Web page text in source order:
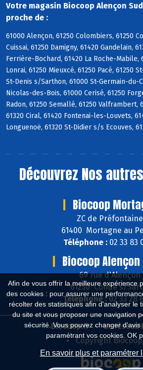
Afin de vous offrir la meilleure expérience
des cookies : pour assurer une
récolter des statistiques afin d'analyser le
du site et vous proposer une navigation
sécurité. Vous pouvez changer
paramétrant vos cookies. OK
En savoir plus et paramétrer
Votre magasin Biocoop Alençon
proche de :
61000 Alençon, 61250 Colombiers, 61250
Cuissai, 61250 Damigny, 61420 Gandelain,
Ferrière-Bochard, 61420 La Roche-Mabile,
Lonrai, 61250 Mieuxcé, 61250 Pacé, 61250
St-Denis s/Sarthon, 61000 St-Germain-du-
Nicolas-des-Bois, 61000 Cerisé, 61250
Radon, 61250 Semallé, 61250 Valframbert,
61320 Ciral, 61420 Fontenai-les-Louvets,
Longuenoë, 61320 St-Didier s/s Ecouves,
Découvrez Nos
Biocoop
ZC de Préfontaine
61400 Mortagne au
Téléphone :02 33 83
Biocoop Alençon
69 rue d'Alençon
61250 Condé s/
Téléphone :02 33 28
Biocoop.fr
Le réseau
Copyright Biocoop